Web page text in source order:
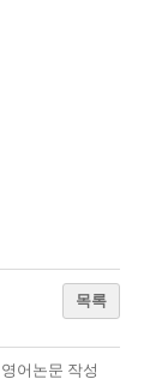
목록
어논문 작성